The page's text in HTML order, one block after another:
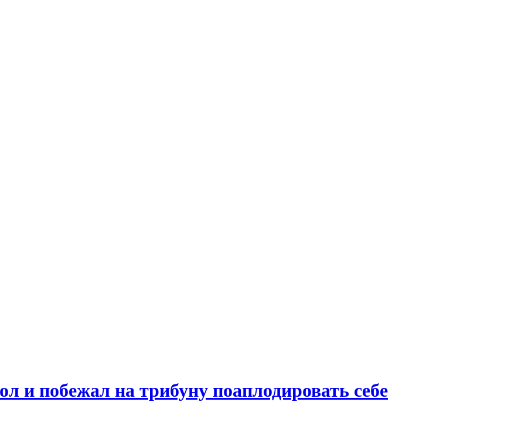
и побежал на трибуну поаплодировать себе